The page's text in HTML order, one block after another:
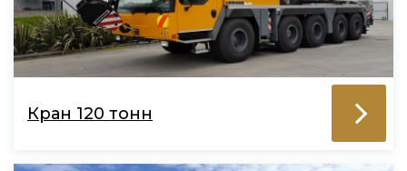
Кран 120 тонн